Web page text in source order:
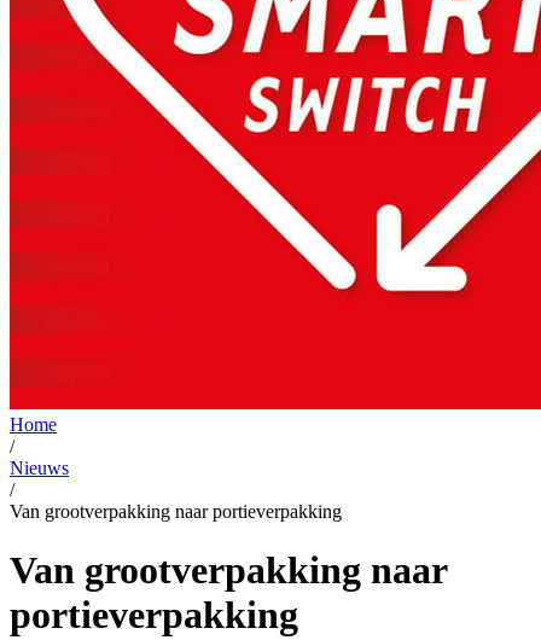
Home
/
Nieuws
/
Van grootverpakking naar portieverpakking
Van grootverpakking naar
portieverpakking